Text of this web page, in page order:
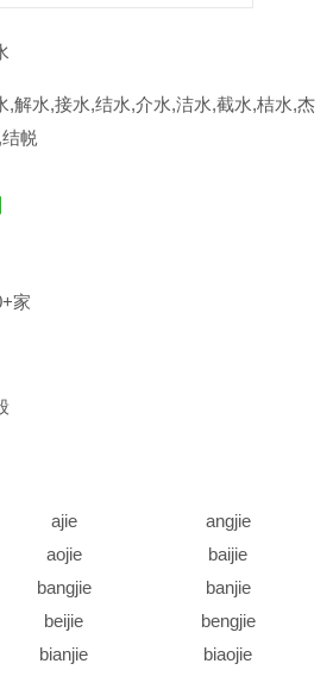
,解水,接水,结水,介水,洁水,截水,桔水,杰
帨
家
ajie
angjie
aojie
baijie
bangjie
banjie
beijie
bengjie
bianjie
biaojie